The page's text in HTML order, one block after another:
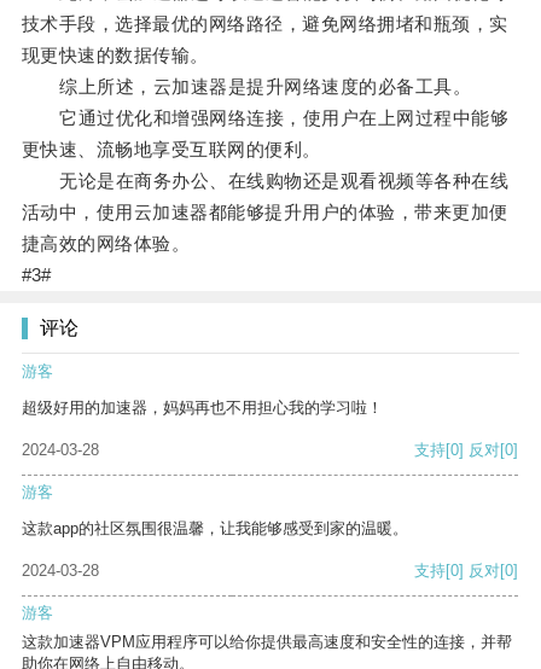
技术手段，选择最优的网络路径，避免网络拥堵和瓶颈，实
现更快速的数据传输。
综上所述，云加速器是提升网络速度的必备工具。
它通过优化和增强网络连接，使用户在上网过程中能够
更快速、流畅地享受互联网的便利。
无论是在商务办公、在线购物还是观看视频等各种在线
活动中，使用云加速器都能够提升用户的体验，带来更加便
捷高效的网络体验。
#3#
评论
游客
超级好用的加速器，妈妈再也不用担心我的学习啦！
2024-03-28 支持[0] 反对[0]
游客
这款app的社区氛围很温馨，让我能够感受到家的温暖。
2024-03-28 支持[0] 反对[0]
游客
这款加速器VPM应用程序可以给你提供最高速度和安全性的连接，并帮
助你在网络上自由移动。